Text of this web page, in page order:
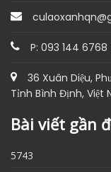
P: 093 144
36 Xuân Diệu,
Tỉnh Bình Định, Việt
Bài viết gần
5743